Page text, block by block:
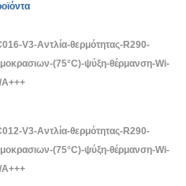
V3-Αντλία-θερμότητας-R290-
(75°C)-ψύξη-θέρμανση-Wi-
V3-Αντλία-θερμότητας-R290-
(75°C)-ψύξη-θέρμανση-Wi-